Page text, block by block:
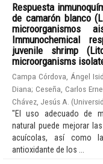
Respuesta
de camarón blanco
microorganismos
Immunochemical
juvenile shrimp
microorganisms
Campa Córdova, Ángel
Diana; Ceseña, Carlos
Chávez, Jesús A. (
"El uso adecuado de
natural puede mejorar
acuícolas, así como
antioxidante de los ...